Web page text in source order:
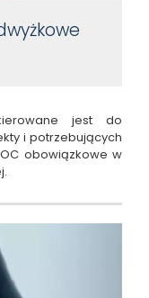
jest do
i potrzebujących
obowiązkowe w